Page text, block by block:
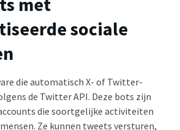
sociale
die automatisch X- of Twitter-
de Twitter API. Deze bots zijn
die soortgelijke activiteiten
Ze kunnen tweets versturen,